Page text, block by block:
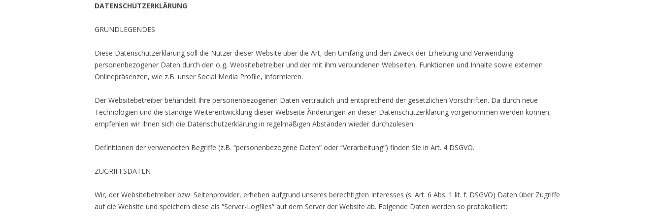
DATENSCHUTZERKLÄRUNG
GRUNDLEGENDES
Diese Datenschutzerklärung soll die Nutzer dieser Website über die Art, den Umfang und den Zweck der Erhebung und Verwendung
personenbezogener Daten durch den o,g, Websitebetreiber und der mit ihm verbundenen Webseiten, Funktionen und Inhalte sowie externen
Onlinepräsenzen, wie z.B. unser Social Media Profile, informieren.
Der Websitebetreiber behandelt Ihre personenbezogenen Daten vertraulich und entsprechend der gesetzlichen Vorschriften. Da durch neue
Technologien und die ständige Weiterentwicklung dieser Webseite Änderungen an dieser Datenschutzerklärung vorgenommen werden können,
empfehlen wir Ihnen sich die Datenschutzerklärung in regelmäßigen Abständen wieder durchzulesen.
Definitionen der verwendeten Begriffe (z.B. “personenbezogene Daten” oder “Verarbeitung”) finden Sie in Art. 4 DSGVO.
ZUGRIFFSDATEN
Wir, der Websitebetreiber bzw. Seitenprovider, erheben aufgrund unseres berechtigten Interesses (s. Art. 6 Abs. 1 lit. f. DSGVO) Daten über Zugriffe
auf die Website und speichern diese als “Server-Logfiles” auf dem Server der Website ab. Folgende Daten werden so protokolliert: